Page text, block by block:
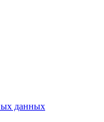
данных